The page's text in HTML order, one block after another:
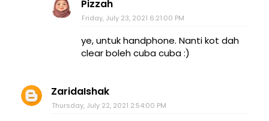
Pizzah
Friday, July 23, 2021 6:21:00 PM
ye, untuk handphone. Nanti kot dah
clear boleh cuba cuba :)
ZaridaIshak
Thursday, July 22, 2021 2:54:00 PM